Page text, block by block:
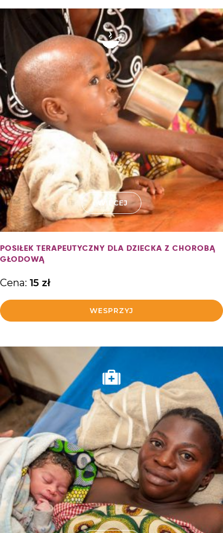
WIĘCEJ
POSIŁEK TERAPEUTYCZNY DLA DZIECKA Z CHOROBĄ
GŁODOWĄ
Cena: 15 zł
WESPRZYJ